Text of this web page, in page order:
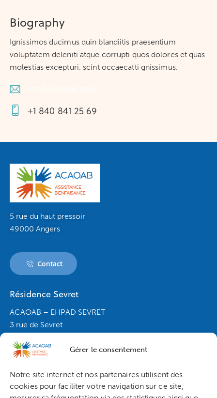
Gérer le consentement
Notre site internet et nos partenaires utilisent des
cookies pour faciliter votre navigation sur ce site,
Biography
Ignissimos ducimus quin blandiitis praesentium
voluptatem deleniti atque corrupti quos dolores et quas
molestias excepturi. scint occaecatti gnissimus.
E-
m
:
on
e:
+1 840 841 25 69
5 rue du haut pressoir
49000 Angers
Contact
Résidence Sevret
ACAOAB – EHPAD SEVRET
3 rue de Sevret
contact.s@acaoab.fr
Résidence de Sevret Résidence de Sevret